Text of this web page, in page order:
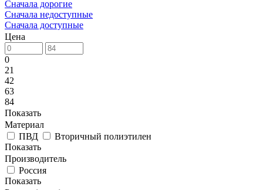
Сначала дорогие
Сначала недоступные
Сначала доступные
Цена
0
21
42
63
84
Показать
Материал
ПВД
Вторичный полиэтилен
Показать
Производитель
Россия
Показать